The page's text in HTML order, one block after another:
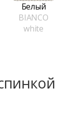
Белый
BIANCO
white